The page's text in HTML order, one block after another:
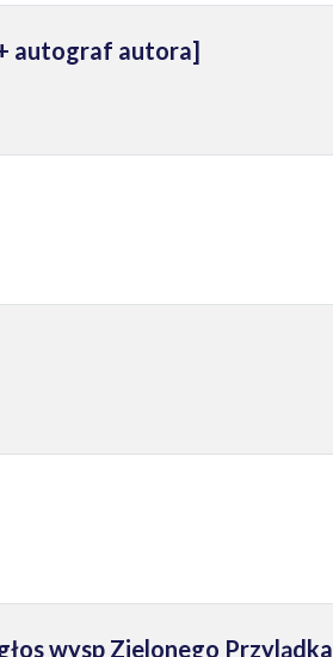
autograf autora]
wysp Zielonego Przylądka